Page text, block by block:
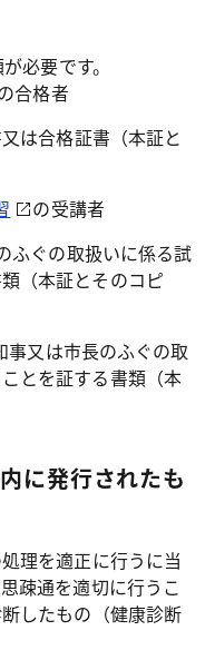
必要です。
合格者
は合格証書（本証と
の受講者
ふぐの取扱いに係る試
（本証とそのコピ
又は市長のふぐの取
とを証する書類（本
に発行されたも
理を適正に行うに当
疎通を適切に行うこ
したもの（健康診断